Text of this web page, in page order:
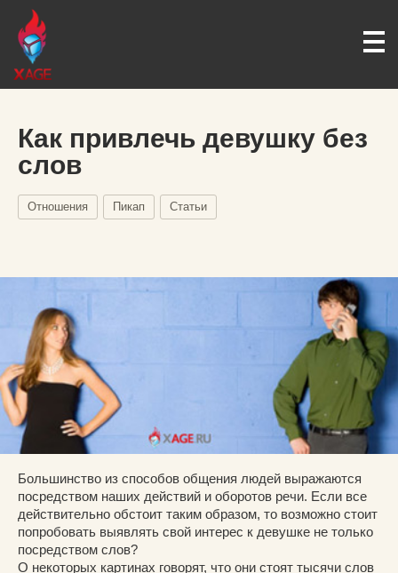
Как привлечь девушку без
слов
Отношения Пикап Статьи
Большинство из способов общения людей выражаются
посредством наших действий и оборотов речи. Если все
действительно обстоит таким образом, то возможно стоит
попробовать выявлять свой интерес к девушке не только
посредством слов?
О некоторых картинах говорят, что они стоят тысячи слов